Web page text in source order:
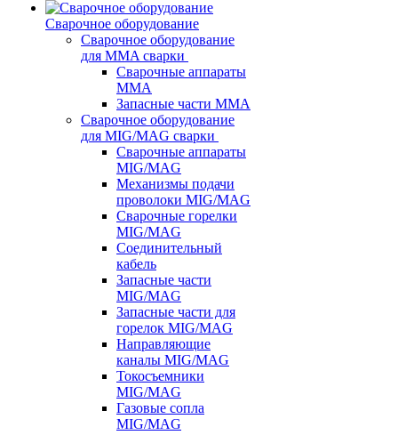
Сварочное оборудование
Сварочное оборудование
для MMA сварки
Сварочные аппараты
MMA
Запасные части MMA
Сварочное оборудование
для MIG/MAG сварки
Сварочные аппараты
MIG/MAG
Механизмы подачи
проволоки MIG/MAG
Сварочные горелки
MIG/MAG
Соединительный
кабель
Запасные части
MIG/MAG
Запасные части для
горелок MIG/MAG
Направляющие
каналы MIG/MAG
Токосъемники
MIG/MAG
Газовые сопла
MIG/MAG